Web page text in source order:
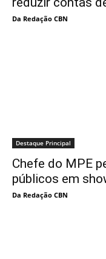
Da Redação CBN
Destaque Principal
Chefe do MPE
públicos em
Da Redação CBN